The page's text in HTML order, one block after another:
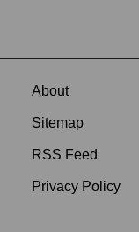
About
Sitemap
RSS Feed
Privacy Policy